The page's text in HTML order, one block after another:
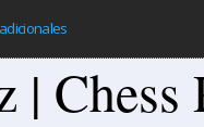
| Chess